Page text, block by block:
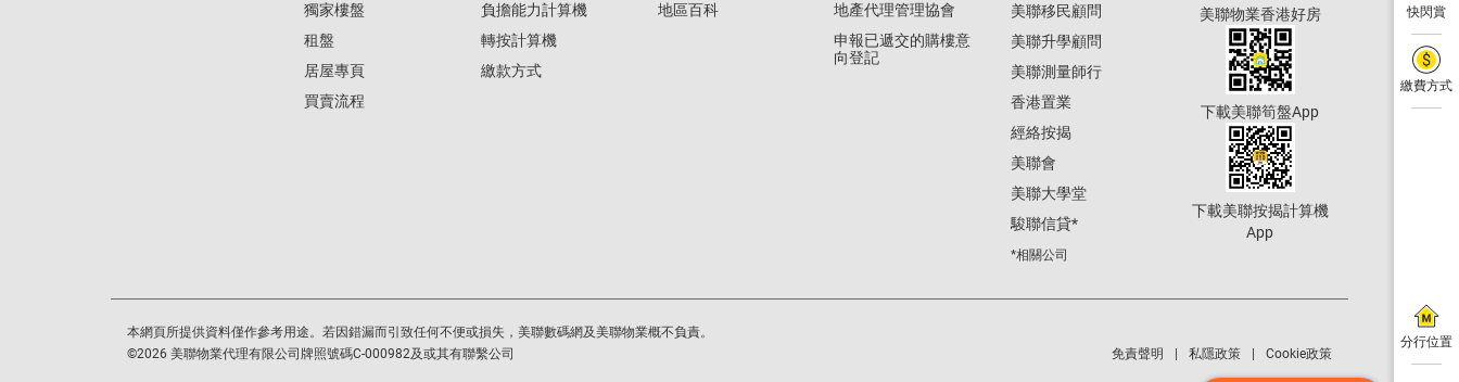
快閃賞
繳費方式
分行位置
獨家樓盤
租盤
居屋專頁
買賣流程
負擔能力計算機
轉按計算機
繳款方式
地區百科
地產代理管理協會
申報已遞交的購樓意
向登記
美聯移民顧問
美聯升學顧問
美聯測量師行
香港置業
經絡按揭
美聯會
美聯大學堂
駿聯信貸*
*相關公司
美聯物業香港好房
下載美聯筍盤App
下載美聯按揭計算機
App
本網頁所提供資料僅作參考用途。若因錯漏而引致任何不便或損失，美聯數碼網及美聯物業概不負責。
©2026 美聯物業代理有限公司牌照號碼C-000982及或其有聯繫公司 免責聲明 私隱政策 Cookie政策